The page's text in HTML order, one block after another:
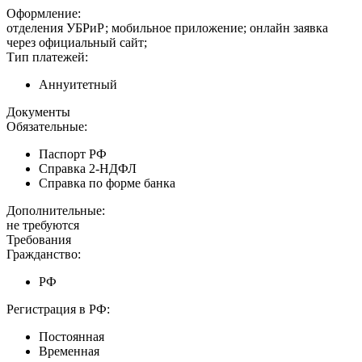
Оформление:
отделения УБРиР; мобильное приложение; онлайн заявка
через официальный сайт;
Тип платежей:
Аннуитетный
Документы
Обязательные:
Паспорт РФ
Справка 2-НДФЛ
Справка по форме банка
Дополнительные:
не требуются
Требования
Гражданство:
РФ
Регистрация в РФ:
Постоянная
Временная